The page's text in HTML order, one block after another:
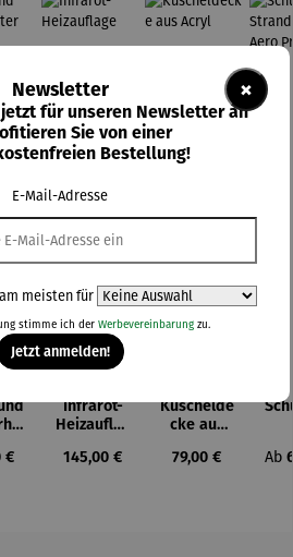
Preis:
€
Infrarot-
Heizauflag
Regulärer Preis:
145,00 €
Kuschelde
cke aus
Regulärer Preis:
79,00 €
b
Ab
×
Newsletter
für unseren Newsletter an
Sie von einer
Bestellung!
E-Mail-Adresse
meisten für
stimme ich der Werbevereinbarungzu.
Jetzt anmelden!